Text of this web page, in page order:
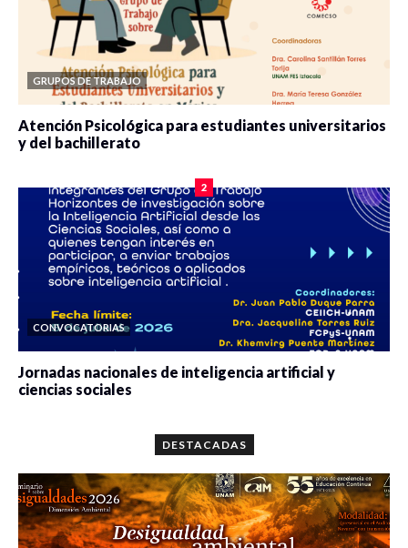
GRUPOS DE TRABAJO
Atención Psicológica para estudiantes universitarios
y del bachillerato
2
CONVOCATORIAS
Jornadas nacionales de inteligencia artificial y
ciencias sociales
DESTACADAS